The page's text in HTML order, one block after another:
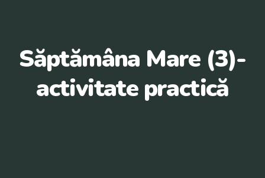
Săptămâna Mare (3)-
activitate practică